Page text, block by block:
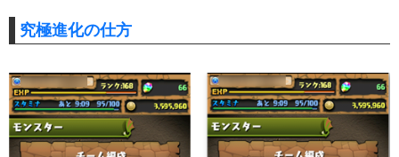
究極進化の仕方